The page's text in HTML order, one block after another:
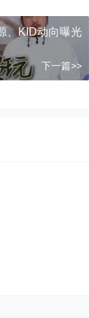
、KID动向曝光
下一篇>>